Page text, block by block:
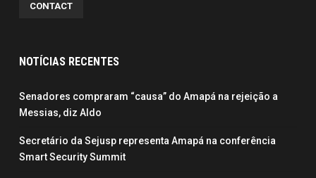
CONTACT
NOTÍCIAS RECENTES
Senadores compraram “causa” do Amapá na rejeição a
Messias, diz Aldo
Secretário da Sejusp representa Amapá na conferência
Smart Security Summit